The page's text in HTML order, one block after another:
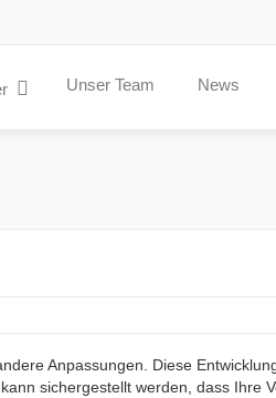
Unser Team News
Anpassungen. Diese
sichergestellt werden, dass Ihre